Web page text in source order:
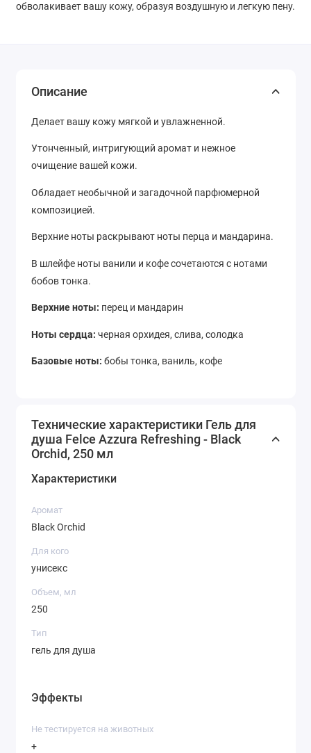
обволакивает вашу кожу, образуя воздушную и легкую пену.
Описание
Делает вашу кожу мягкой и увлажненной.
Утонченный, интригующий аромат и нежное
очищение вашей кожи.
Обладает необычной и загадочной парфюмерной
композицией.
Верхние ноты раскрывают ноты перца и мандарина.
В шлейфе ноты ванили и кофе сочетаются с нотами
бобов тонка.
Верхние ноты: перец и мандарин
Ноты сердца: черная орхидея, слива, солодка
Базовые ноты: бобы тонка, ваниль, кофе
Технические характеристики Гель для
душа Felce Azzura Refreshing - Black
Orchid, 250 мл
Характеристики
Аромат
Black Orchid
Для кого
унисекс
Объем, мл
250
Тип
гель для душа
Эффекты
Не тестируется на животных
+